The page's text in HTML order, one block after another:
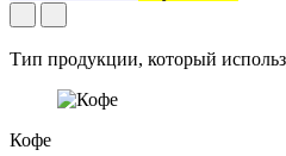
Тип продукции, который
Кофе